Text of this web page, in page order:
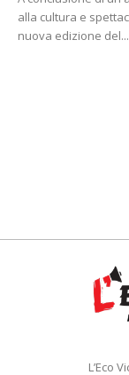
alla cultura e
nuova edizione del...
L’Eco